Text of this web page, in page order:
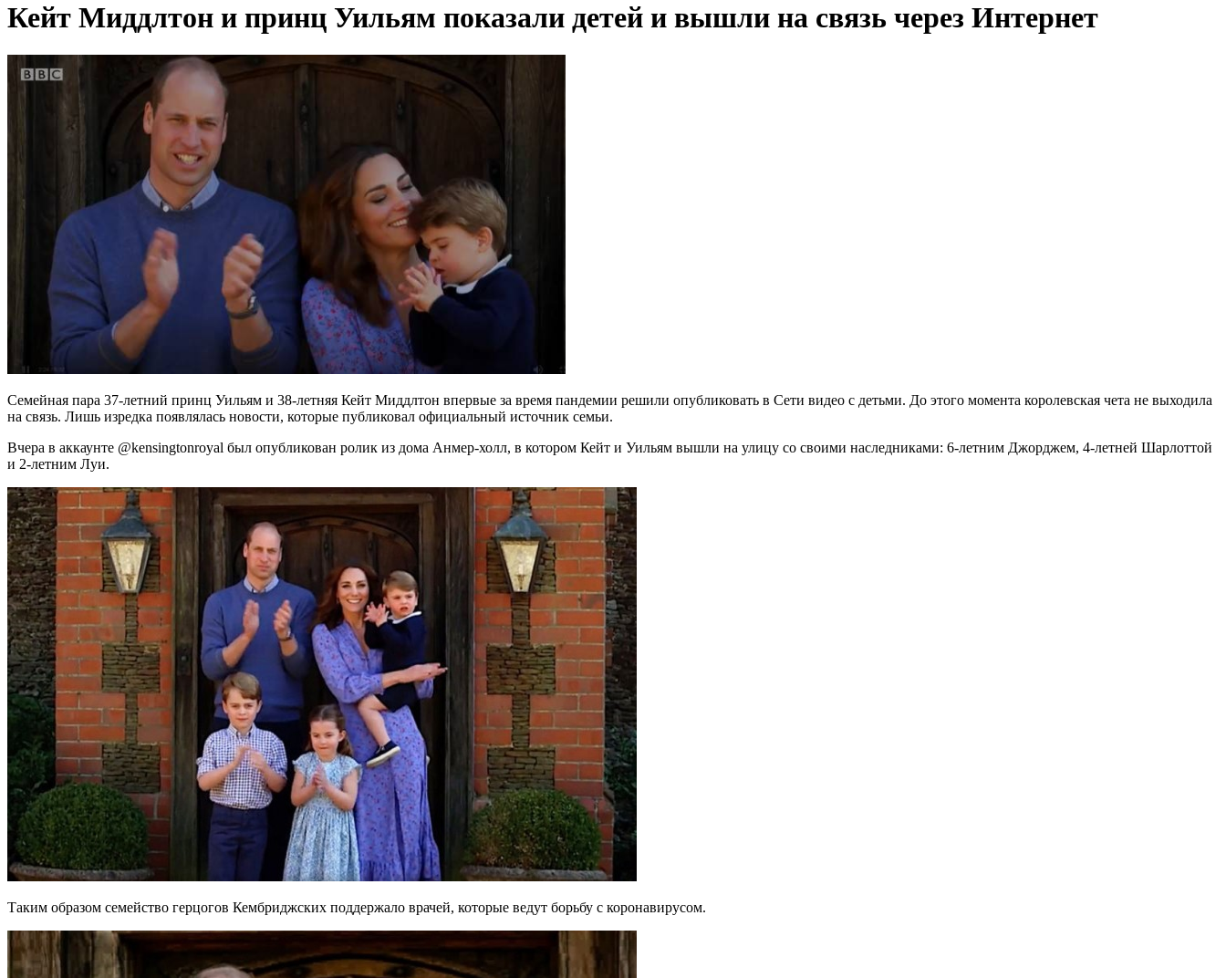
Кейт Миддлтон и принц Уильям показали детей и вышли на связь через Интернет
Семейная пара 37-летний принц Уильям и 38-летняя Кейт Миддлтон впервые за время пандемии решили опубликовать в Сети видео с детьми. До этого момента королевская чета не выходила
на связь. Лишь изредка появлялась новости, которые публиковал официальный источник семьи.
Вчера в аккаунте @kensingtonroyal был опубликован ролик из дома Анмер-холл, в котором Кейт и Уильям вышли на улицу со своими наследниками: 6-летним Джорджем, 4-летней Шарлоттой
и 2-летним Луи.
Таким образом семейство герцогов Кембриджских поддержало врачей, которые ведут борьбу с коронавирусом.